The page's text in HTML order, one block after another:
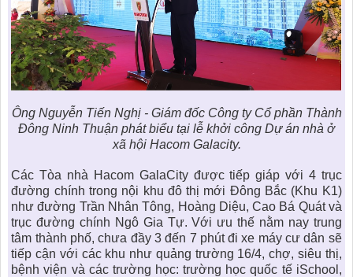
Ông Nguyễn Tiến Nghị - Giám đốc Công ty Cổ phần Thành
Đông Ninh Thuận phát biểu tại lễ khởi công Dự án nhà ở
xã hội Hacom Galacity.
Các Tòa nhà Hacom GalaCity được tiếp giáp với 4 trục
đường chính trong nội khu đô thị mới Đông Bắc (Khu K1)
như đường Trần Nhân Tông, Hoàng Diệu, Cao Bá Quát và
trục đường chính Ngô Gia Tự. Với ưu thế nằm nay trung
tâm thành phố, chưa đầy 3 đến 7 phút đi xe máy cư dân sẽ
tiếp cận với các khu như quảng trường 16/4, chợ, siêu thị,
bệnh viện và các trường học: trường học quốc tế iSchool,